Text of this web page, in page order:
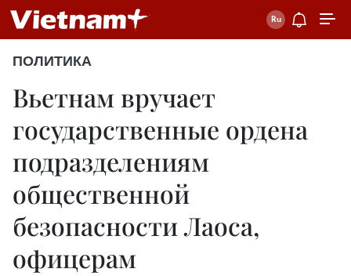
ПОЛИТИКА
Вьетнам вручает
государственные ордена
подразделениям
общественной
безопасности Лаоса,
офицерам